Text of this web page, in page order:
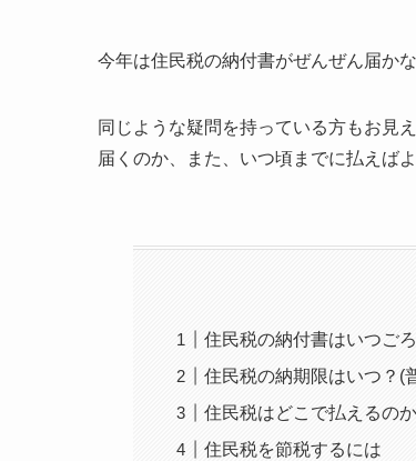
今年は住民税の納付書がぜんぜん届か
同じような疑問を持っている方もお見
届くのか、また、いつ頃までに払えば
住民税の納付書はいつご
住民税の納期限はいつ？(
住民税はどこで払えるの
住民税を節税するには